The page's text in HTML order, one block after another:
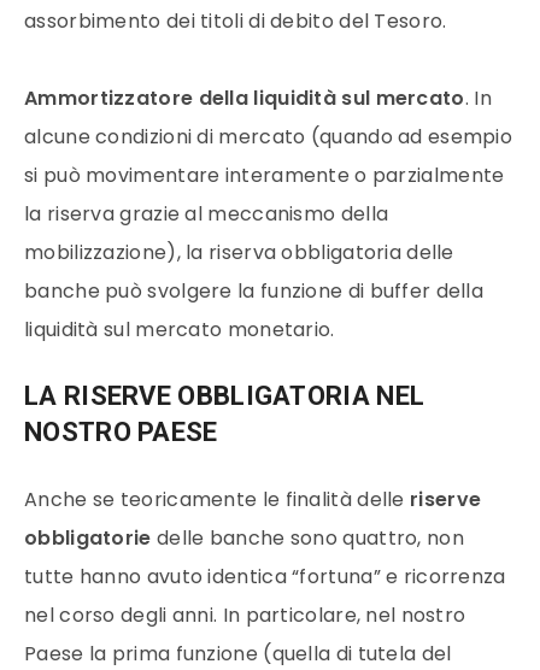
assorbimento dei titoli di debito del Tesoro.
Ammortizzatore della liquidità sul mercato. In
alcune condizioni di mercato (quando ad esempio
si può movimentare interamente o parzialmente
la riserva grazie al meccanismo della
mobilizzazione), la riserva obbligatoria delle
banche può svolgere la funzione di buffer della
liquidità sul mercato monetario.
LA RISERVE OBBLIGATORIA NEL
NOSTRO PAESE
Anche se teoricamente le finalità delle riserve
obbligatorie delle banche sono quattro, non
tutte hanno avuto identica “fortuna” e ricorrenza
nel corso degli anni. In particolare, nel nostro
Paese la prima funzione (quella di tutela del